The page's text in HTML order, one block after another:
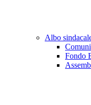
Albo
Fondo